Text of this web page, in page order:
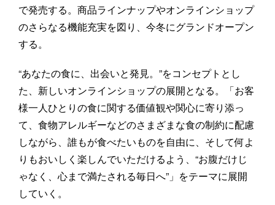
で発売する。商品ラインナップやオンラインショップ
のさらなる機能充実を図り、今冬にグランドオープン
する。
“あなたの食に、出会いと発見。”をコンセプトとし
た、新しいオンラインショップの展開となる。「お客
様一人ひとりの食に関する価値観や関心に寄り添っ
て、食物アレルギーなどのさまざまな食の制約に配慮
しながら、誰もが食べたいものを自由に、そして何よ
りもおいしく楽しんでいただけるよう、“お腹だけじ
ゃなく、心まで満たされる毎日へ”」をテーマに展開
していく。